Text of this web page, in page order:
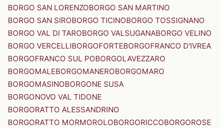
BORGO SAN LORENZOBORGO SAN MARTINO
BORGO SAN SIROBORGO TICINOBORGO TOSSIGNANO
BORGO VAL DI TAROBORGO VALSUGANABORGO VELINO
BORGO VERCELLIBORGOFORTEBORGOFRANCO D'IVREA
BORGOFRANCO SUL POBORGOLAVEZZARO
BORGOMALEBORGOMANEROBORGOMARO
BORGOMASINOBORGONE SUSA
BORGONOVO VAL TIDONE
BORGORATTO ALESSANDRINO
BORGORATTO MORMOROLOBORGORICCOBORGOROSE